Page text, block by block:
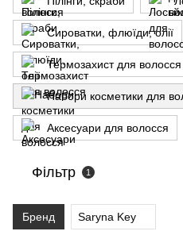
Сироватки, флюїди, олії
Термозахист для волосся
Набори косметики для
Аксесуари для волосся
Фільтр 1
Бренд Saryna Key